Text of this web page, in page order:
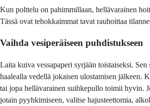
Kun polttelu on pahimmillaan, hellävarainen
Tässä ovat tehokkaimmat tavat rauhoittaa
Vaihda vesiperäiseen puhdistukseen
Laita kuiva vessapaperi syrjään toistaiseksi. Sen
haalealla vedellä jokaisen ulostamisen jälkeen.
tai jopa hellävarainen suihkepullo toimii hyvin.
jotain pyyhkimiseen, valitse hajusteettomia,